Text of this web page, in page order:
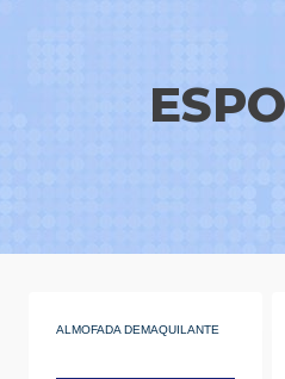
ALMOFADA DEMAQUILANTE